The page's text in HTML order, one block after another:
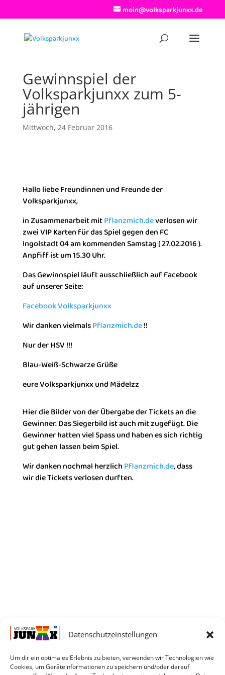
Datenschutzeinstellungen
Um dir ein optimales Erlebnis zu bieten, verwenden wir Technologien wie
Cookies, um Geräteinformationen zu speichern und/oder darauf
moin@volksparkjunxx.de
Gewinnspiel der
Volksparkjunxx zum 5-
jährigen
Mittwoch, 24 Februar 2016
Hallo liebe Freundinnen und Freunde der
Volksparkjunxx,
in Zusammenarbeit mitPflanzmich.deverlosen wir
zwei VIP Karten für das Spiel gegen den FC
Ingolstadt 04 am kommenden Samstag ( 27.02.2016 ).
Anpfiff ist um 15.30 Uhr.
Das Gewinnspiel läuft ausschließlich auf Facebook
auf unserer Seite:
Facebook Volksparkjunxx
Wir danken vielmalsPflanzmich.de!!
Nur der HSV !!!
Blau-Weiß-Schwarze Grüße
eure Volksparkjunxx und Mädelzz
Hier die Bilder von der Übergabe der Tickets an die
Gewinner. Das Siegerbild ist auch mit zugefügt. Die
Gewinner hatten viel Spass und haben es sich richtig
gut gehen lassen beim Spiel.
Wir danken nochmal herzlich Pflanzmich.de, dass
wir die Tickets verlosen durften.